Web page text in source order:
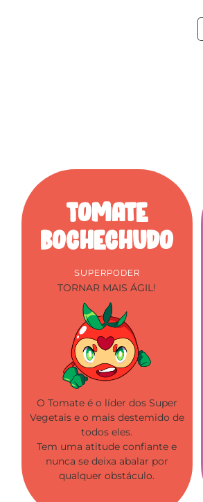
Tomate
Bochechudo
SUPERPODER
TORNAR MAIS ÁGIL!
O Tomate é o líder dos Super
Vegetais e o mais destemido de
todos eles.
Tem uma atitude confiante e
nunca se deixa abalar por
qualquer obstáculo.